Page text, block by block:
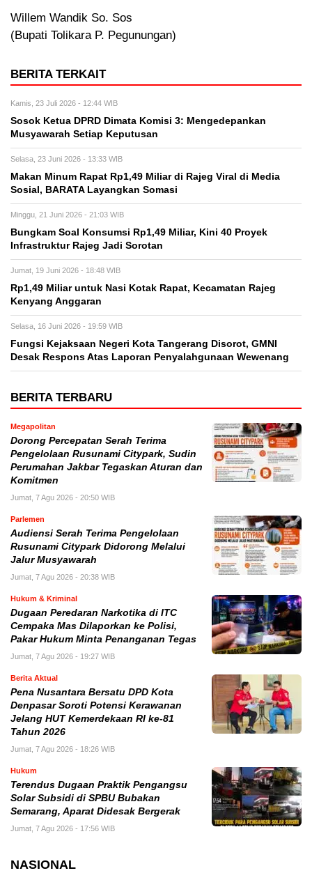
Willem Wandik So. Sos
(Bupati Tolikara P. Pegunungan)
BERITA TERKAIT
Kamis, 23 Juli 2026 - 12:44 WIB
Sosok Ketua DPRD Dimata Komisi 3: Mengedepankan
Musyawarah Setiap Keputusan
Selasa, 23 Juni 2026 - 13:33 WIB
Makan Minum Rapat Rp1,49 Miliar di Rajeg Viral di Media
Sosial, BARATA Layangkan Somasi
Minggu, 21 Juni 2026 - 21:03 WIB
Bungkam Soal Konsumsi Rp1,49 Miliar, Kini 40 Proyek
Infrastruktur Rajeg Jadi Sorotan
Jumat, 19 Juni 2026 - 18:48 WIB
Rp1,49 Miliar untuk Nasi Kotak Rapat, Kecamatan Rajeg
Kenyang Anggaran
Selasa, 16 Juni 2026 - 19:59 WIB
Fungsi Kejaksaan Negeri Kota Tangerang Disorot, GMNI
Desak Respons Atas Laporan Penyalahgunaan Wewenang
BERITA TERBARU
Megapolitan
Dorong Percepatan Serah Terima
Pengelolaan Rusunami Citypark, Sudin
Perumahan Jakbar Tegaskan Aturan dan
Komitmen
Jumat, 7 Agu 2026 - 20:50 WIB
Parlemen
Audiensi Serah Terima Pengelolaan
Rusunami Citypark Didorong Melalui
Jalur Musyawarah
Jumat, 7 Agu 2026 - 20:38 WIB
Hukum & Kriminal
Dugaan Peredaran Narkotika di ITC
Cempaka Mas Dilaporkan ke Polisi,
Pakar Hukum Minta Penanganan Tegas
Jumat, 7 Agu 2026 - 19:27 WIB
Berita Aktual
Pena Nusantara Bersatu DPD Kota
Denpasar Soroti Potensi Kerawanan
Jelang HUT Kemerdekaan RI ke-81
Tahun 2026
Jumat, 7 Agu 2026 - 18:26 WIB
Hukum
Terendus Dugaan Praktik Pengangsu
Solar Subsidi di SPBU Bubakan
Semarang, Aparat Didesak Bergerak
Jumat, 7 Agu 2026 - 17:56 WIB
NASIONAL